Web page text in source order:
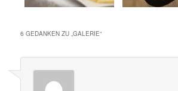
6 GEDANKEN ZU „GALERIE“